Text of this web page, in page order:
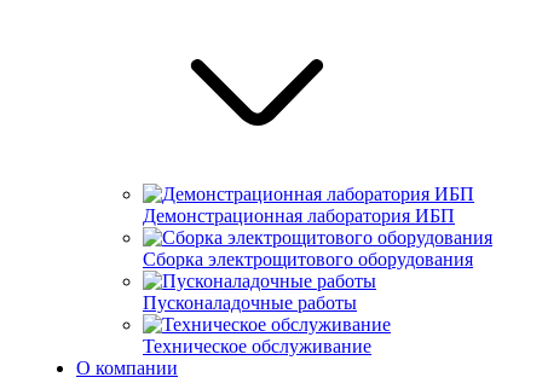
Демонстрационная лаборатория ИБП
Сборка электрощитового оборудования
Пусконаладочные работы
Техническое обслуживание
О компании